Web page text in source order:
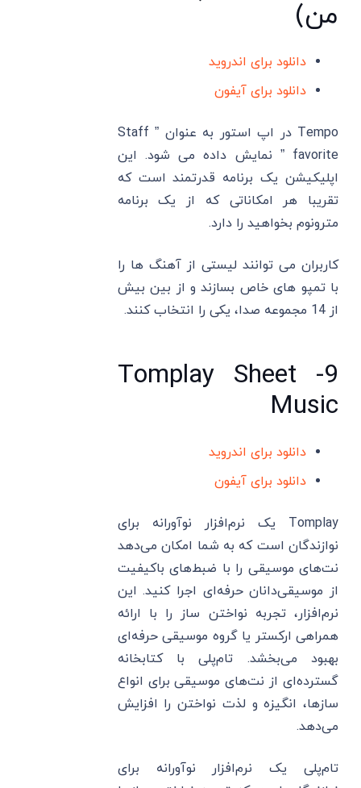
من)
دانلود برای اندروید
دانلود برای آیفون
Tempo در اپ استور به‌ عنوان ” Staff
favorite ” نمایش داده می ‌شود. این
اپلیکیشن یک برنامه قدرتمند است که
تقریبا هر امکاناتی که از یک برنامه
مترونوم بخواهید را دارد.
کاربران می توانند لیستی از آهنگ ها را
با تمپو های خاص بسازند و از بین بیش
از 14 مجموعه صدا، یکی را انتخاب کنند.
9- Tomplay Sheet
Music
دانلود برای اندروید
دانلود برای آیفون
Tomplay یک نرم‌افزار نوآورانه برای
نوازندگان است که به شما امکان می‌دهد
نت‌های موسیقی را با ضبط‌های باکیفیت
از موسیقی‌دانان حرفه‌ای اجرا کنید. این
نرم‌افزار، تجربه نواختن ساز را با ارائه
همراهی ارکستر یا گروه موسیقی حرفه‌ای
بهبود می‌بخشد. تام‌پلی با کتابخانه
گسترده‌ای از نت‌های موسیقی برای انواع
سازها، انگیزه و لذت نواختن را افزایش
می‌دهد.
تام‌پلی یک نرم‌افزار نوآورانه برای